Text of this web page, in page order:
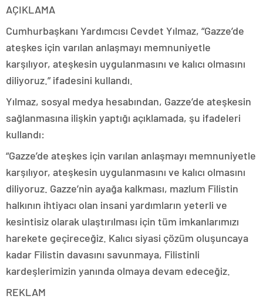
AÇIKLAMA
Cumhurbaşkanı Yardımcısı Cevdet Yılmaz, “Gazze’de
ateşkes için varılan anlaşmayı memnuniyetle
karşılıyor, ateşkesin uygulanmasını ve kalıcı olmasını
diliyoruz.” ifadesini kullandı.
Yılmaz, sosyal medya hesabından, Gazze’de ateşkesin
sağlanmasına ilişkin yaptığı açıklamada, şu ifadeleri
kullandı:
“Gazze’de ateşkes için varılan anlaşmayı memnuniyetle
karşılıyor, ateşkesin uygulanmasını ve kalıcı olmasını
diliyoruz. Gazze’nin ayağa kalkması, mazlum Filistin
halkının ihtiyacı olan insani yardımların yeterli ve
kesintisiz olarak ulaştırılması için tüm imkanlarımızı
harekete geçireceğiz. Kalıcı siyasi çözüm oluşuncaya
kadar Filistin davasını savunmaya, Filistinli
kardeşlerimizin yanında olmaya devam edeceğiz.
REKLAM